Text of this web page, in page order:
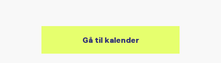
Gå til kalender